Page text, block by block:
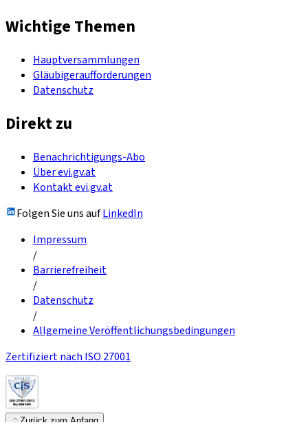
Wichtige Themen
Hauptversammlungen
Gläubigeraufforderungen
Datenschutz
Direkt zu
Benachrichtigungs-Abo
Über evi.gv.at
Kontakt evi.gv.at
Folgen Sie uns aufLinkedIn
Impressum
/
Barrierefreiheit
/
Datenschutz
/
Allgemeine Veröffentlichungsbedingungen
Zertifiziert nach ISO 27001
Zurück zum Anfang